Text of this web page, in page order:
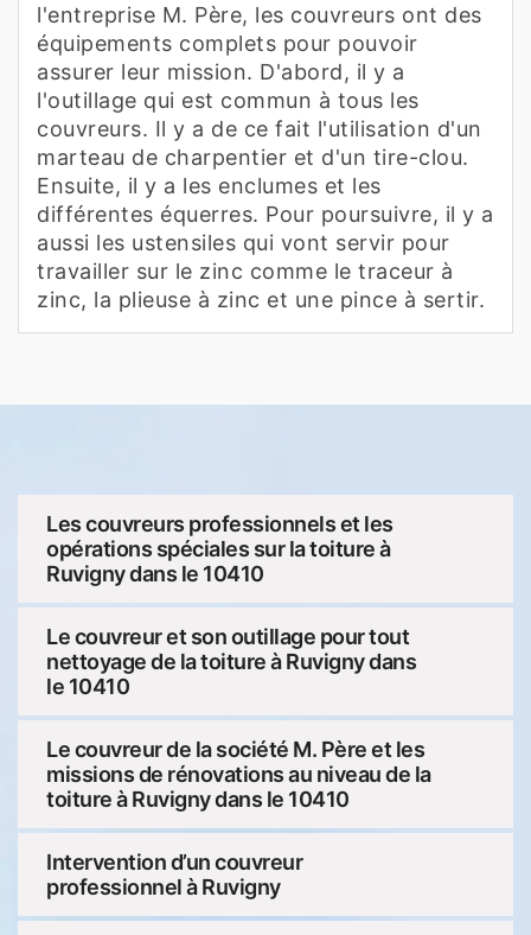
l'entreprise M. Père, les couvreurs ont des
équipements complets pour pouvoir
assurer leur mission. D'abord, il y a
l'outillage qui est commun à tous les
couvreurs. Il y a de ce fait l'utilisation d'un
marteau de charpentier et d'un tire-clou.
Ensuite, il y a les enclumes et les
différentes équerres. Pour poursuivre, il y a
aussi les ustensiles qui vont servir pour
travailler sur le zinc comme le traceur à
zinc, la plieuse à zinc et une pince à sertir.
Les couvreurs professionnels et les
opérations spéciales sur la toiture à
Ruvigny dans le 10410
Le couvreur et son outillage pour tout
nettoyage de la toiture à Ruvigny dans
le 10410
Le couvreur de la société M. Père et les
missions de rénovations au niveau de la
toiture à Ruvigny dans le 10410
Intervention d’un couvreur
professionnel à Ruvigny